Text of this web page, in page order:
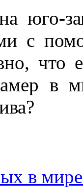
юго-
с
что
в
в